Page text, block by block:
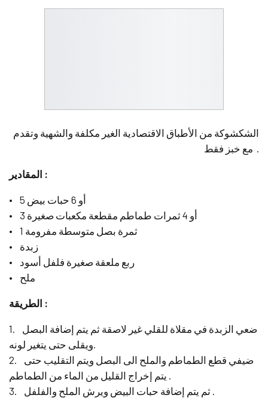
الشكشوكة من الأطباق الاقتصادية الغير مكلفة والشهية وتقدم
مع خبز فقط .
المقادير :
• 5 أو 6 حبات بيض
• 3 أو 4 ثمرات طماطم مقطعة مكعبات صغيرة
• 1 ثمرة بصل متوسطة مفرومة
• زبدة
• ربع ملعقة صغيرة فلفل أسود
• ملح
الطريقة :
1. ضعي الزبدة في مقلاة للقلي غير لاصقة ثم يتم إضافة البصل
ويقلى حتى يتغير لونه.
2. ضيفي قطع الطماطم والملح الى البصل ويتم التقليب حتى
يتم إخراج القليل من الماء من الطماطم .
3. ثم يتم إضافة حبات البيض ويرش الملح والفلفل .